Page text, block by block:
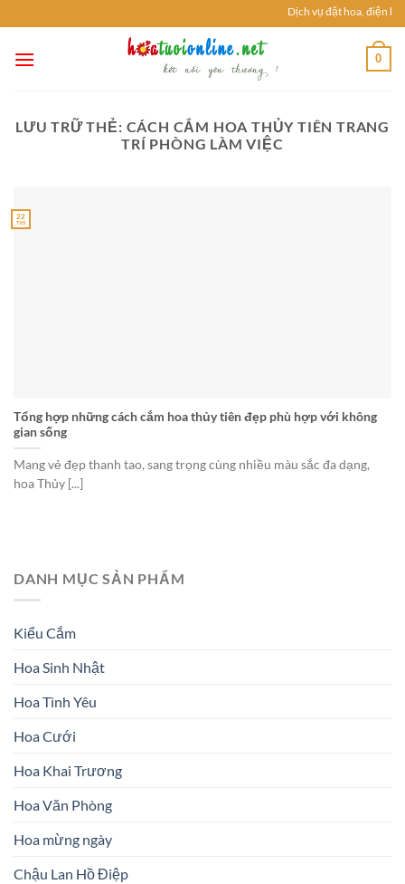
đến
nội
Dịch vụ đặt hoa, điện
0
LƯU TRỮ THẺ: CÁCH CẮM HOA THỦY TIÊN TRANG
TRÍ PHÒNG LÀM VIỆC
Tổng hợp những cách cắm hoa thủy tiên đẹp phù hợp với không
gian sống
Mang vẻ đẹp thanh tao, sang trọng cùng nhiều màu sắc đa dạng,
hoa Thủy [...]
22
Th5
DANH MỤC SẢN PHẨM
Kiểu Cắm
Hoa Sinh Nhật
Hoa Tình Yêu
Hoa Cưới
Hoa Khai Trương
Hoa Văn Phòng
Hoa mừng ngày
Chậu Lan Hồ Điệp